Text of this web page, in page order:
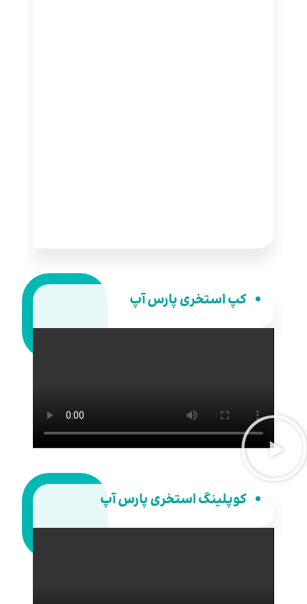
کپ استخری پارس آپ
کوپلینگ استخری پارس آپ